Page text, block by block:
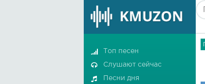
Топ песен
Слушают сейчас
Песни дня